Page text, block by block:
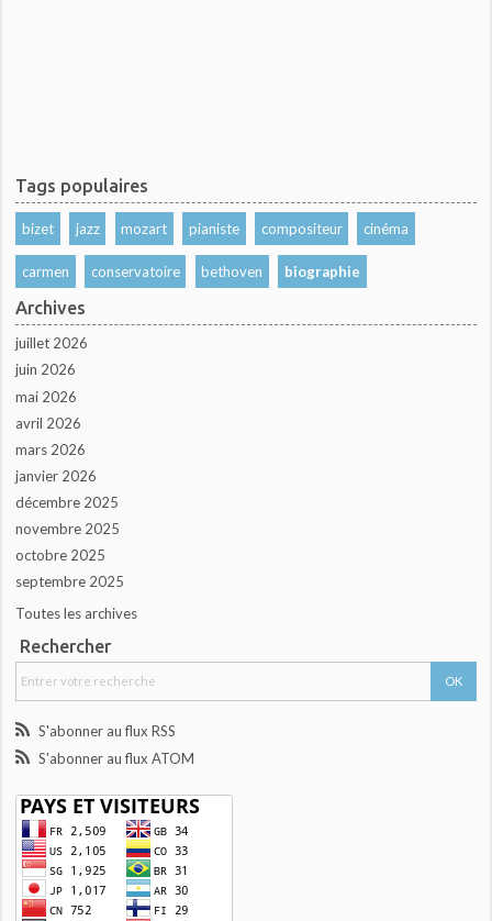
Tags populaires
bizet jazz mozart pianiste compositeur cinéma
carmen conservatoire bethoven biographie
Archives
juillet 2026
juin 2026
mai 2026
avril 2026
mars 2026
janvier 2026
décembre 2025
novembre 2025
octobre 2025
septembre 2025
Toutes les archives
Rechercher
S'abonner au flux RSS
S'abonner au flux ATOM